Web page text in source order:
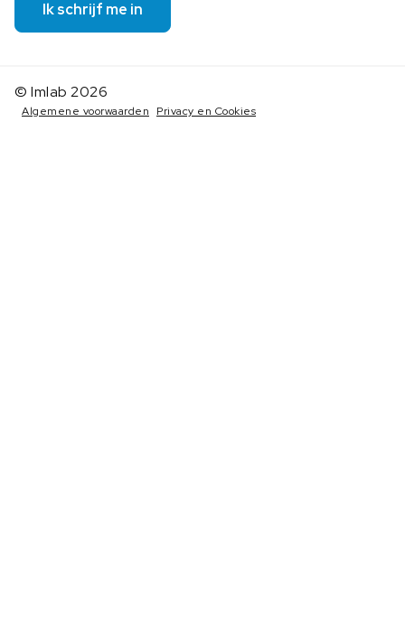
Ik schrijf me in
© Imlab 2026
Algemene voorwaarden Privacy en Cookies